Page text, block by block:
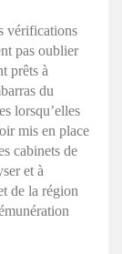
vérifications
pas oublier
prêts à
du
lorsqu’elles
mis en place
cabinets de
et à
de la région